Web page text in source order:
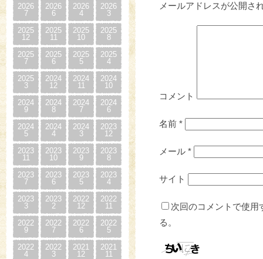
2026
7
2026
6
2026
4
2026
3
2025
12
2025
11
2025
10
2025
8
2025
7
2025
6
2025
5
2025
4
2025
3
2024
12
2024
11
2024
10
2024
9
2024
8
2024
7
2024
6
2024
5
2024
4
2024
3
2023
12
2023
11
2023
10
2023
9
2023
8
2023
7
2023
6
2023
5
2023
4
2023
3
2023
2
2022
12
2022
11
2022
9
2022
7
2022
6
2022
5
2022
4
2022
3
2021
12
2021
11
メールアドレスが公開さ
コメント
名前 *
メール *
サイト
次回のコメントで使用
る。